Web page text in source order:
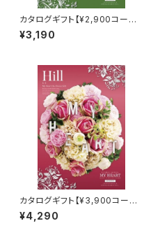
カタログギフト【¥2,900コース】
ホライズン
¥3,190
カタログギフト【¥3,900コース】
ヒル
¥4,290